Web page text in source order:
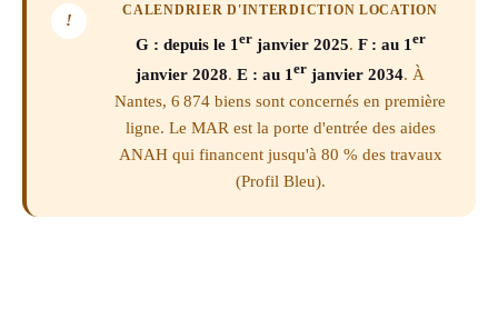
!
CALENDRIER D'INTERDICTION LOCATION
G : depuis le 1 erjanvier 2025. F : au 1 er
janvier 2028. E : au 1 er janvier 2034. À
Nantes, 6 874 biens sont concernés en première
ligne. Le MAR est la porte d'entrée des aides
ANAH qui financent jusqu'à 80 % des travaux
(Profil Bleu).